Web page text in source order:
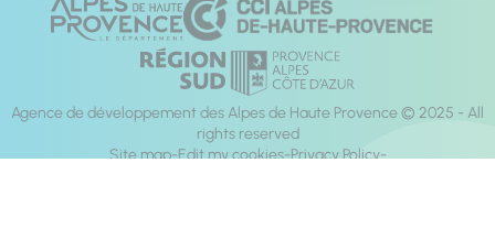
Agence de développement des Alpes de Haute Provence © 2025 - All
rights reserved
Site map Edit my cookies Privacy Policy